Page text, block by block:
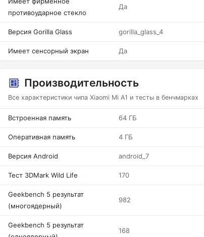
противоударное стекло
Да
Версия Gorilla Glass gorilla_glass_4
Имеет сенсорный экран Да
Производительность
Все характеристики чипа Xiaomi Mi A1 и тесты в бенчмарках
Встроенная память 64 ГБ
Оперативная память 4 ГБ
Версия Android android_7
Тест 3DMark Wild Life 170
Geekbench 5 результат
(многоядерный)
982
Geekbench 5 результат
168